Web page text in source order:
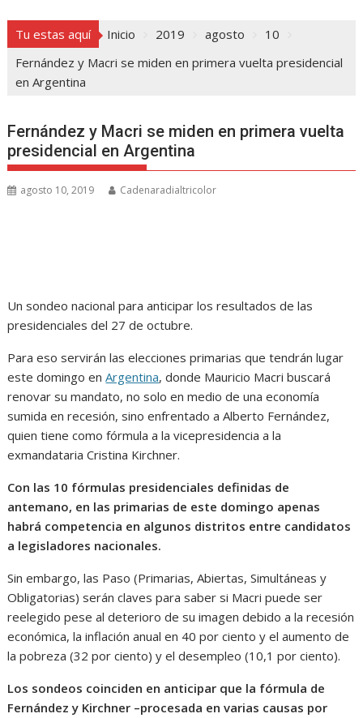
Tu estas aquí Inicio 2019 agosto
10
Fernández y Macri se miden en primera vuelta presidencial
en Argentina
Fernández y Macri se miden en primera vuelta
presidencial en Argentina
agosto 10, 2019 Cadenaradialtricolor
Un sondeo nacional para anticipar los resultados de las
presidenciales del 27 de octubre.
Para eso servirán las elecciones primarias que tendrán lugar
este domingo enArgentina, donde Mauricio Macri buscará
renovar su mandato, no solo en medio de una economía
sumida en recesión, sino enfrentado a Alberto Fernández,
quien tiene como fórmula a la vicepresidencia a la
exmandataria Cristina Kirchner.
Con las 10 fórmulas presidenciales definidas de
antemano, en las primarias de este domingo apenas
habrá competencia en algunos distritos entre candidatos
a legisladores nacionales.
Sin embargo, las Paso (Primarias, Abiertas, Simultáneas y
Obligatorias) serán claves para saber si Macri puede ser
reelegido pese al deterioro de su imagen debido a la recesión
económica, la inflación anual en 40 por ciento y el aumento de
la pobreza (32 por ciento) y el desempleo (10,1 por ciento).
Los sondeos coinciden en anticipar que la fórmula de
Fernández y Kirchner –procesada en varias causas por